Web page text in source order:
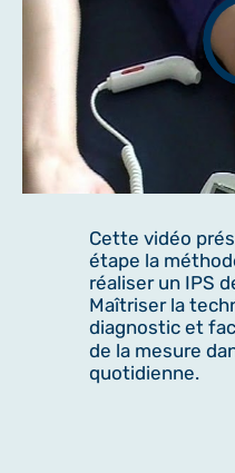
Cette vidéo
étape la
réaliser un IPS
Maîtriser la
diagnostic et
de la mesure
quotidienne.